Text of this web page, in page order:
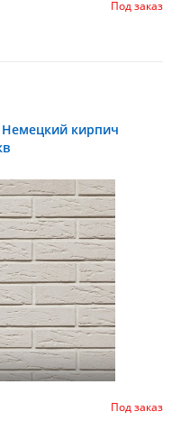
Под заказ
кирпич
Под заказ